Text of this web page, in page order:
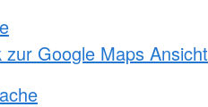
zur Google Maps Ansicht